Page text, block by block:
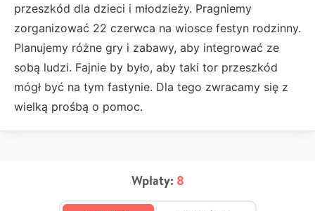
przeszkód dla dzieci i młodzieży. Pragniemy
zorganizować 22 czerwca na wiosce festyn rodzinny.
Planujemy różne gry i zabawy, aby integrować ze
sobą ludzi. Fajnie by było, aby taki tor przeszkód
mógł być na tym fastynie. Dla tego zwracamy się z
wielką prośbą o pomoc.
Wpłaty: 8